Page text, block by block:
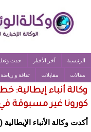
الرئيسية آخر الأخبار حدث
مقالات مقابلات ثقافة و رياضة
وكالة أنباء إيطالية:
كورونا غير مسبوقة
أكدت وكالة الأنباء